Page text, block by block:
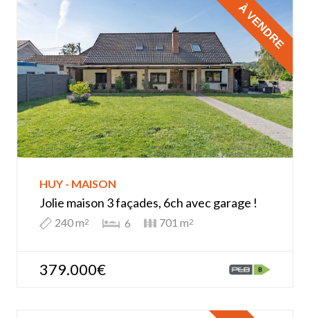
HUY - MAISON
Jolie maison 3 façades, 6ch avec garage !
240 m2 6 701 m2
379.000€
À VENDRE